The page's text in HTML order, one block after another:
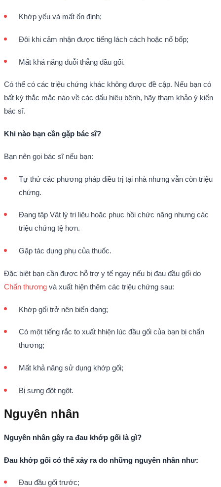
Khớp yếu và mất ổn định;
Đôi khi cảm nhận được tiếng lách cách hoặc nổ bốp;
Mất khả năng duỗi thẳng đầu gối.
Có thể có các triệu chứng khác không được đề cập. Nếu bạn có
bất kỳ thắc mắc nào về các dấu hiệu bệnh, hãy tham khảo ý kiến
bác sĩ.
Khi nào bạn cần gặp bác sĩ?
Bạn nên gọi bác sĩ nếu bạn:
Tự thử các phương pháp điều trị tại nhà nhưng vẫn còn triệu
chứng.
Đang tập Vật lý trị liệu hoặc phục hồi chức năng nhưng các
triệu chứng tệ hơn.
Gặp tác dụng phụ của thuốc.
Đặc biệt bạn cần được hỗ trợ y tế ngay nếu bị đau đầu gối do
Chấn thương và xuất hiện thêm các triệu chứng sau:
Khớp gối trở nên biến dạng;
Có một tiếng rắc to xuất hhiện lúc đầu gối của bạn bị chấn
thương;
Mất khả năng sử dụng khớp gối;
Bị sưng đột ngột.
Nguyên nhân
Nguyên nhân gây ra đau khớp gối là gì?
Đau khớp gối có thể xảy ra do những nguyên nhân như:
Đau đầu gối trước;